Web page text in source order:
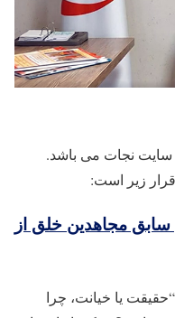
سایت نجات می باشد.
زیر است:
مجاهدین خلق از
یا خیانت، چرا